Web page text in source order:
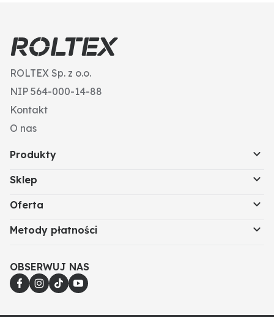
ROLTEX Sp. z o.o.
NIP 564-000-14-88
Kontakt
O nas
Produkty
Sklep
Oferta
Metody płatności
OBSERWUJ NAS